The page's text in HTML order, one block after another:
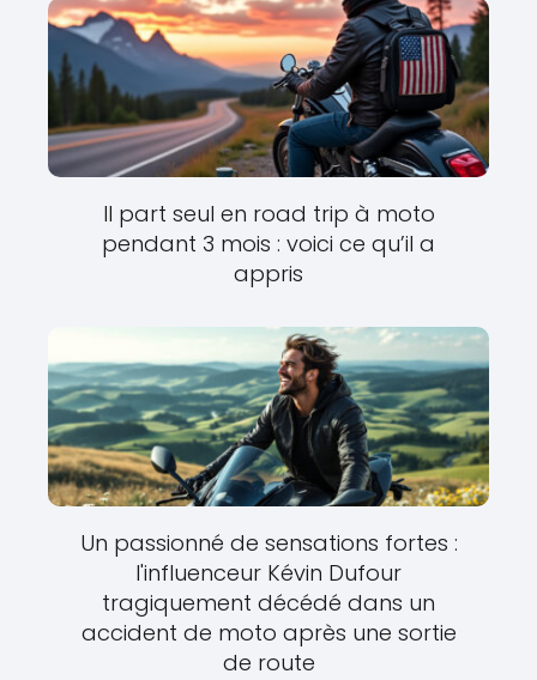
Il part seul en road trip à moto
pendant 3 mois : voici ce qu’il a
appris
Un passionné de sensations fortes :
l'influenceur Kévin Dufour
tragiquement décédé dans un
accident de moto après une sortie
de route